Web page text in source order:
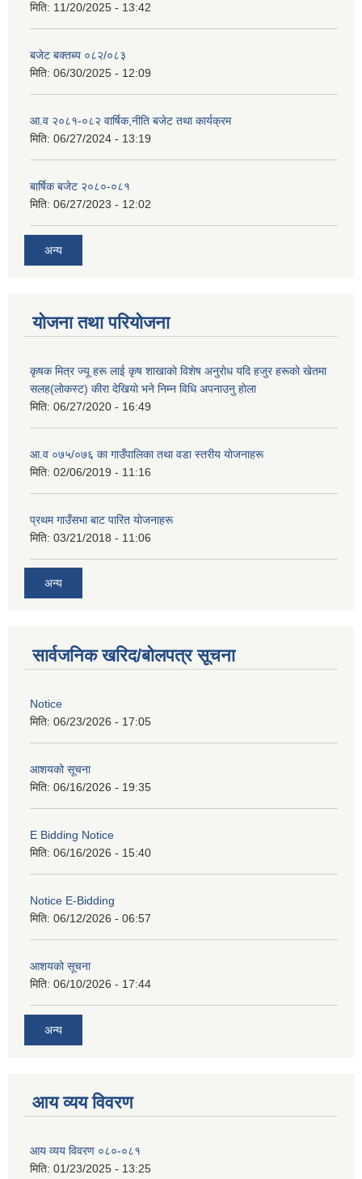
मिति: 11/20/2025 - 13:42
बजेट बक्तब्य ०८२/०८३
मिति: 06/30/2025 - 12:09
आ.व २०८१-०८२ वार्षिक,नीति बजेट तथा कार्यक्रम
मिति: 06/27/2024 - 13:19
बार्षिक बजेट २०८०-०८१
मिति: 06/27/2023 - 12:02
अन्य
योजना तथा परियोजना
कृषक मित्र ज्यू हरू लाई कृष शाखाकाे विशेष अनुराेध यदि हजुर हरूकाे खेतमा
सलह(लाेकस्ट) कीरा देखियाे भने निम्न विधि अपनाउनु हाेला
मिति: 06/27/2020 - 16:49
आ‍.व ०७५/०७६ का गाउँपालिका तथा वडा स्तरीय याेजनाहरू
मिति: 02/06/2019 - 11:16
प्रथम गाउँसभा बाट पारित याेजनाहरू
मिति: 03/21/2018 - 11:06
अन्य
सार्वजनिक खरिद/बोलपत्र सूचना
Notice
मिति: 06/23/2026 - 17:05
आशयको सूचना
मिति: 06/16/2026 - 19:35
E Bidding Notice
मिति: 06/16/2026 - 15:40
Notice E-Bidding
मिति: 06/12/2026 - 06:57
आशयको सूचना
मिति: 06/10/2026 - 17:44
अन्य
आय व्यय विवरण
आय व्यय विवरण ०८०-०८१
मिति: 01/23/2025 - 13:25